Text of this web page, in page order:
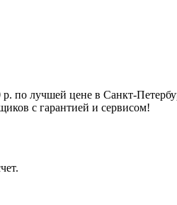
лучшей цене в Санкт-
с гарантией и сервисом!